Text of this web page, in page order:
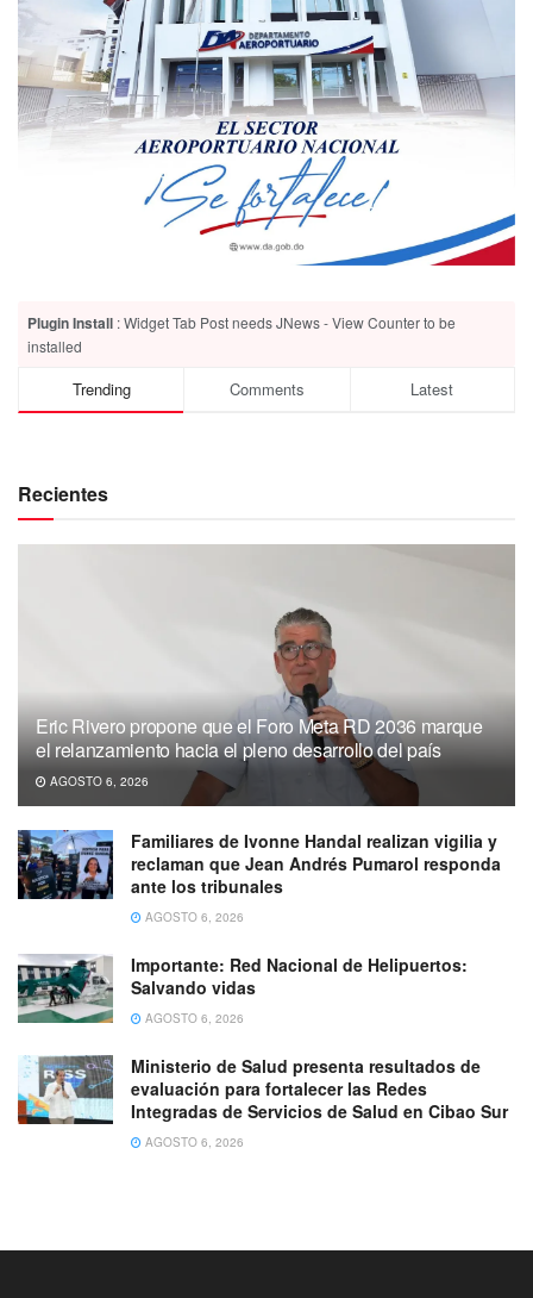
Plugin Install : Widget Tab Post needs JNews - View Counter to be
installed
Trending Comments Latest
Recientes
Eric Rivero propone que el Foro Meta RD 2036 marque
el relanzamiento hacia el pleno desarrollo del país
AGOSTO 6, 2026
Familiares de Ivonne Handal realizan vigilia y
reclaman que Jean Andrés Pumarol responda
ante los tribunales
AGOSTO 6, 2026
Importante: Red Nacional de Helipuertos:
Salvando vidas
AGOSTO 6, 2026
Ministerio de Salud presenta resultados de
evaluación para fortalecer las Redes
Integradas de Servicios de Salud en Cibao Sur
AGOSTO 6, 2026